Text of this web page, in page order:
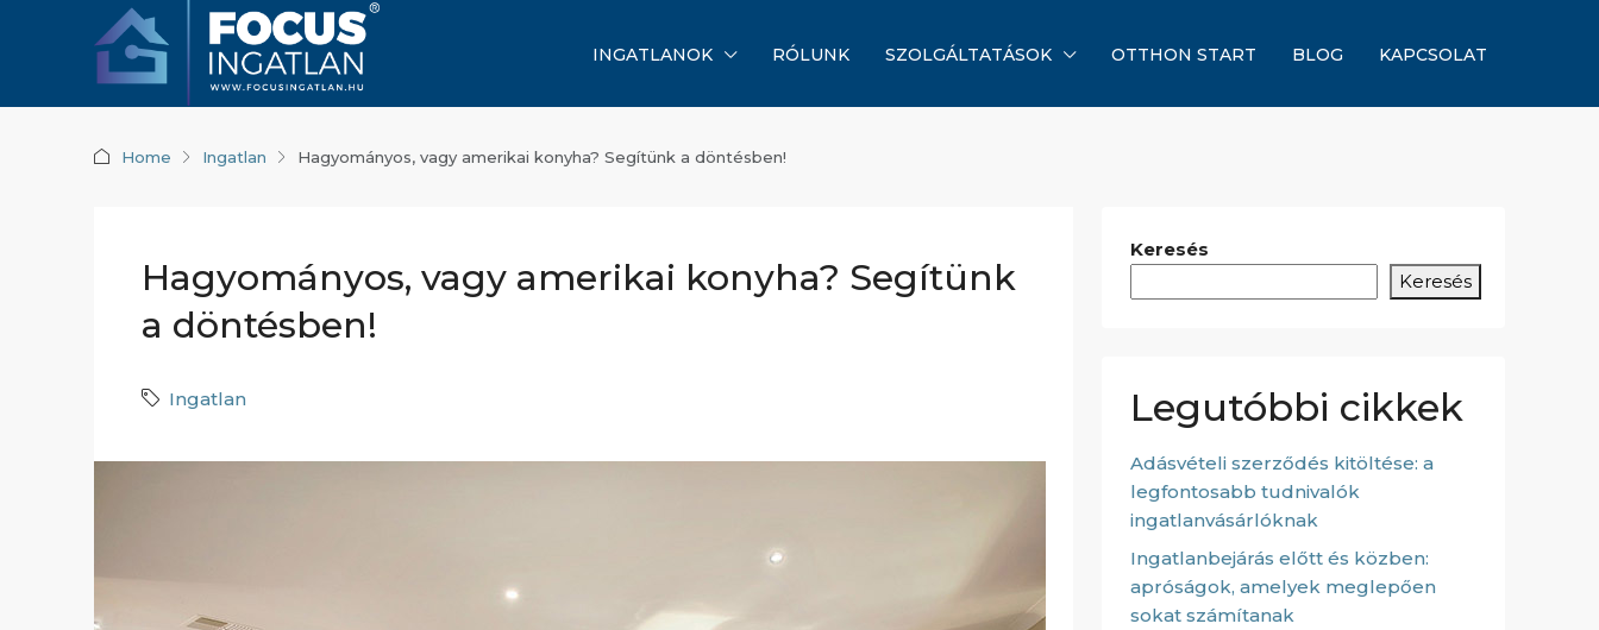
INGATLANOK RÓLUNK SZOLGÁLTATÁSOK OTTHON START BLOG KAPCSOLAT
Home Ingatlan Hagyományos, vagy amerikai konyha? Segítünk a döntésben!
Hagyományos, vagy amerikai konyha? Segítünk
a döntésben!
Ingatlan
Keresés
Keresés
Legutóbbi cikkek
Adásvételi szerződés kitöltése: a
legfontosabb tudnivalók
ingatlanvásárlóknak
Ingatlanbejárás előtt és közben:
apróságok, amelyek meglepően
sokat számítanak